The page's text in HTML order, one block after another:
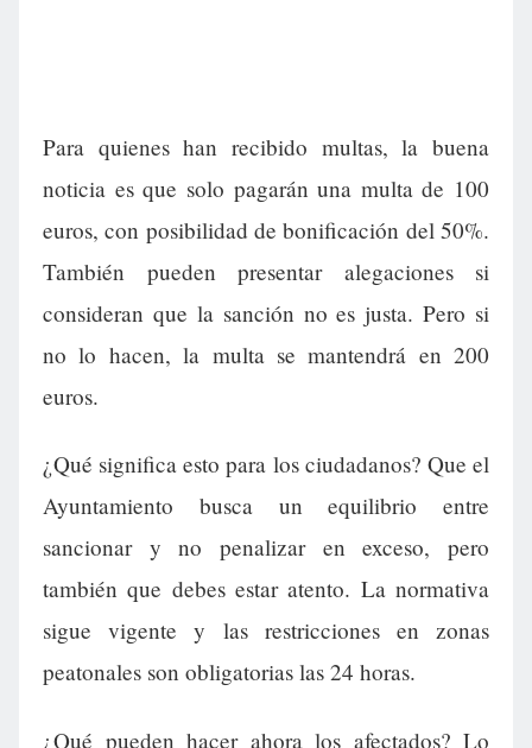
Para quienes han recibido multas, la buena
noticia es que solo pagarán una multa de 100
euros, con posibilidad de bonificación del 50%.
También pueden presentar alegaciones si
consideran que la sanción no es justa. Pero si
no lo hacen, la multa se mantendrá en 200
euros.
¿Qué significa esto para los ciudadanos? Que el
Ayuntamiento busca un equilibrio entre
sancionar y no penalizar en exceso, pero
también que debes estar atento. La normativa
sigue vigente y las restricciones en zonas
peatonales son obligatorias las 24 horas.
¿Qué pueden hacer ahora los afectados? Lo